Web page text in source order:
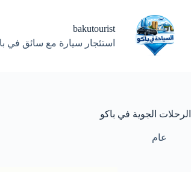
المحتوى
bakutourist
استئجار سيارة مع سائق في
الرحلات الجوية في باكو
عام